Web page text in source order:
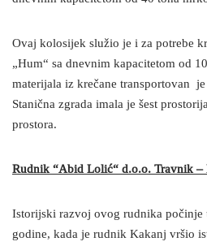
Ovaj kolosijek služio je i za potrebe
„Hum“ sa dnevnim kapacitetom od
materijala iz krečane transportovan
Stanična zgrada imala je šest
prostora.
Rudnik “Abid Lolić“ d.o.o. Travnik –
Istorijski razvoj ovog rudnika počinje
godine, kada je rudnik Kakanj vršio